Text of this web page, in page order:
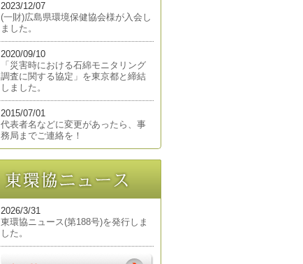
2023/12/07
(一財)広島県環境保健協会様が入会し
ました。
2020/09/10
「災害時における石綿モニタリング
調査に関する協定」を東京都と締結
しました。
2015/07/01
代表者名などに変更があったら、事
務局までご連絡を！
2026/3/31
東環協ニュース(第188号)を発行しま
した。